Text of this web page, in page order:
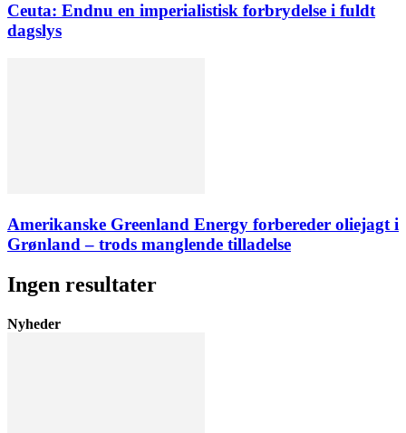
Ceuta: Endnu en imperialistisk forbrydelse i fuldt
dagslys
Amerikanske Greenland Energy forbereder oliejagt i
Grønland – trods manglende tilladelse
Ingen resultater
Nyheder